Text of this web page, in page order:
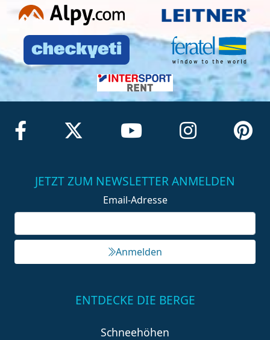
JETZT ZUM NEWSLETTER ANMELDEN
Email-Adresse
Anmelden
ENTDECKE DIE BERGE
Schneehöhen